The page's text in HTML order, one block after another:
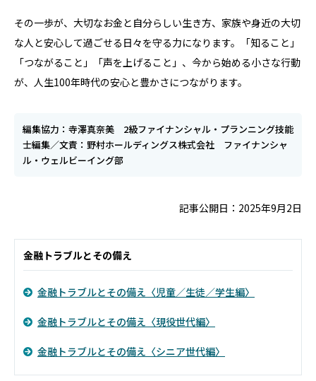
その一歩が、大切なお金と自分らしい生き方、家族や身近の大切
な人と安心して過ごせる日々を守る力になります。「知ること」
「つながること」「声を上げること」、今から始める小さな行動
が、人生100年時代の安心と豊かさにつながります。
編集協力：寺澤真奈美 2級ファイナンシャル・プランニング技能
士編集／文責：野村ホールディングス株式会社 ファイナンシャ
ル・ウェルビーイング部
記事公開日：2025年9月2日
金融トラブルとその備え
金融トラブルとその備え〈児童／生徒／学生編〉
金融トラブルとその備え〈現役世代編〉
金融トラブルとその備え〈シニア世代編〉